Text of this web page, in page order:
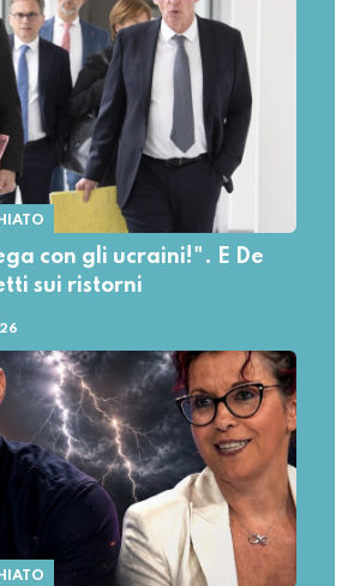
con gli ucraini!". E De
sui ristorni